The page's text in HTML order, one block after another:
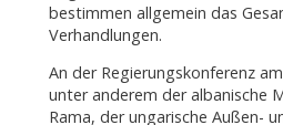
bestimmen allgemein das
Verhandlungen.
An der Regierungskonferenz
unter anderem der albanische
Rama, der ungarische Außen-